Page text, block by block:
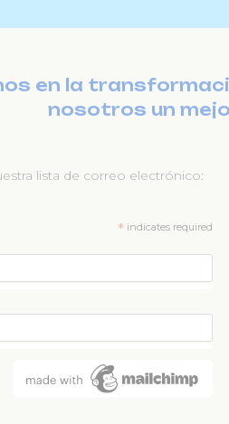
en la
nosotros un
lista de correo electrónico:
* indicates required